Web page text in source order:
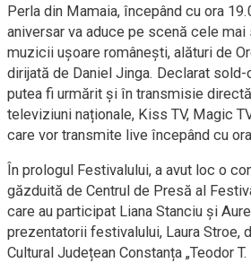
Perla din Mamaia, începând cu ora
aniversar va aduce pe scenă cele mai
muzicii ușoare românești, alături de
dirijată de Daniel Jinga. Declarat sold-
putea fi urmărit și în transmisie
televiziuni naționale, Kiss TV, Magic
care vor transmite live începând cu
În prologul Festivalului, a avut loc o
găzduită de Centrul de Presă al
care au participat Liana Stanciu și
prezentatorii festivalului, Laura Stroe,
Cultural Județean Constanța „Teodor